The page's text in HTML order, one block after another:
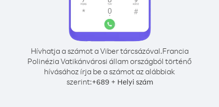
Hívhatja a számot a Viber tárcsázóval.Francia
Polinézia Vatikánvárosi állam országból történő
hívásához írja be a számot az alábbiak
szerint:+689 + Helyi szám